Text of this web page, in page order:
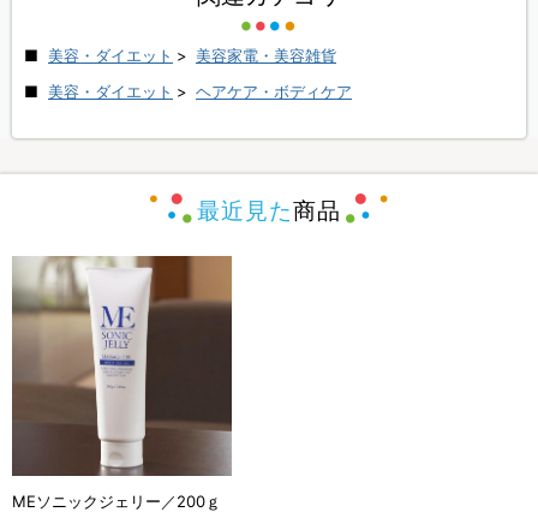
美容・ダイエット > 美容家電・美容雑貨
美容・ダイエット > ヘアケア・ボディケア
最近見た商品
MEソニックジェリー／200ｇ